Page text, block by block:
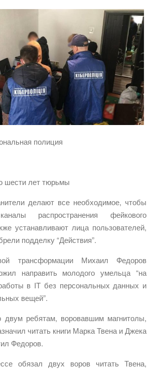
полиция
шести лет тюрьмы
делают все необходимое, чтобы
распространения фейкового
устанавливают лица пользователей,
подделку “Действия”.
трансформации Михаил Федоров
направить молодого умельца “на
в IT без персональных данных и
вещей”.
двум ребятам, воровавшим магнитолы,
читать книги Марка Твена и Джека
Федоров.
обязал двух воров читать Твена,